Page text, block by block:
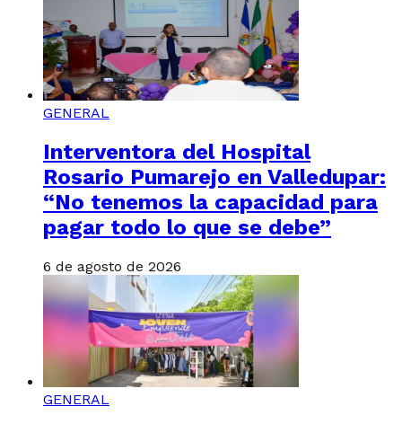
GENERAL
Interventora del Hospital
Rosario Pumarejo en Valledupar:
“No tenemos la capacidad para
pagar todo lo que se debe”
6 de agosto de 2026
GENERAL